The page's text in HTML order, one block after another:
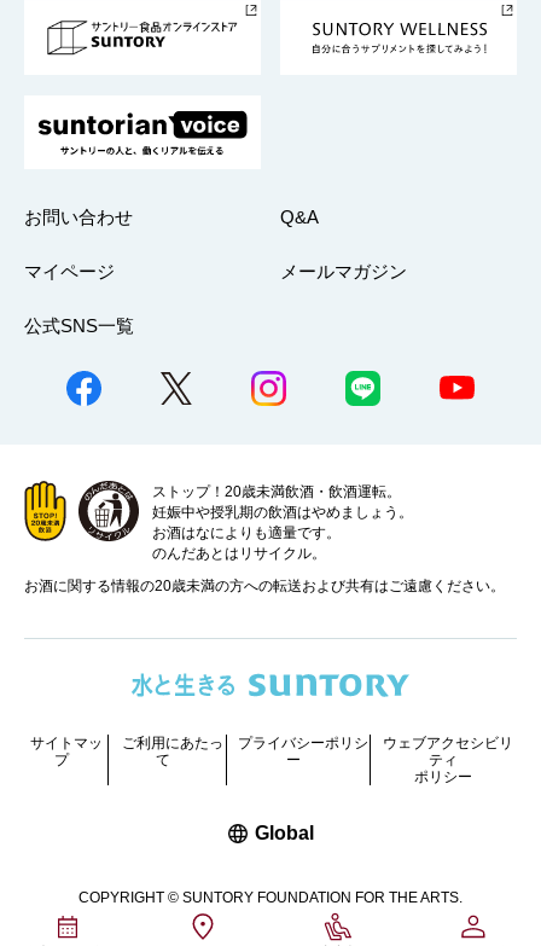
採用情報
お問い合わせ Q&A
マイページ メールマガジン
公式SNS一覧
ストップ！20歳未満飲酒・飲酒運転。
妊娠中や授乳期の飲酒はやめましょう。
お酒はなによりも適量です。
のんだあとはリサイクル。
お酒に関する情報の20歳未満の方への転送および共有はご遠慮ください。
COPYRIGHT © SUNTORY FOUNDATION FOR THE ARTS.
ALL RIGHTS RESERVED.
サイトマッ
プ
ご利用にあたっ
て
プライバシーポリシ
ー
ウェブアクセシビリ
ティ
ポリシー
Global新しいウィンドウで開く